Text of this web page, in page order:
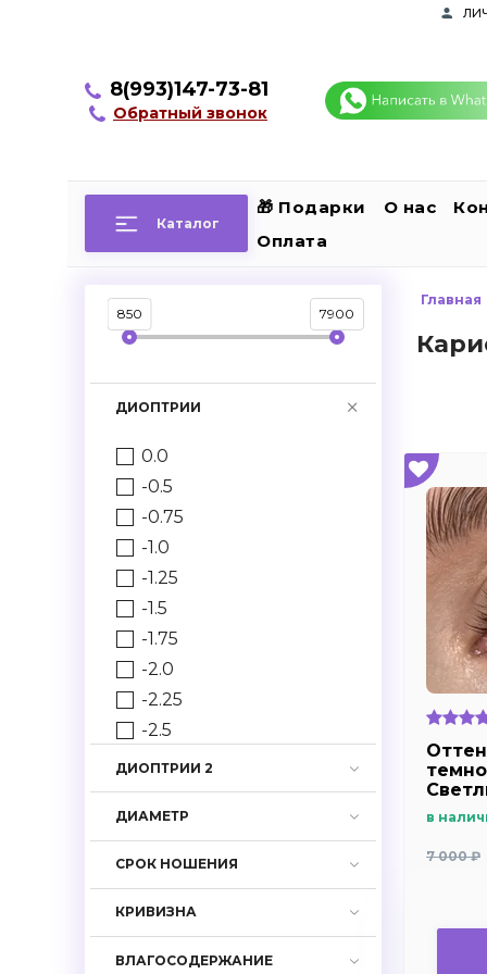
8(993)147-73-81
Обратный звонок
Каталог
🎁 Подарки О нас
Оплата
Главная
в
7 000 ₽
850 7900
ДИОПТРИИ
0.0
-0.5
-0.75
-1.0
-1.25
-1.5
-1.75
-2.0
-2.25
-2.5
-2.75
-3.0
-3.25
-4.0
-4.25
ДИОПТРИИ 2
ДИАМЕТР
СРОК НОШЕНИЯ
КРИВИЗНА
ВЛАГОСОДЕРЖАНИЕ